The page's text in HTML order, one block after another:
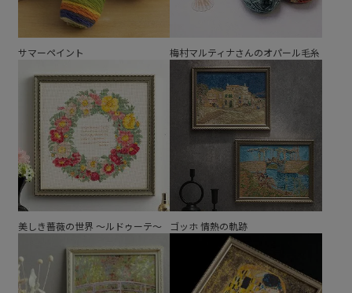
サマーペイント 梅村マルティナさんのオパール毛糸
美しき薔薇の世界 ～ルドゥーテ～ ゴッホ 情熱の軌跡